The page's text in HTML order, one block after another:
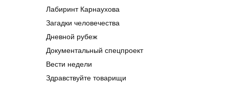
Лабиринт Карнаухова
Загадки человечества
Дневной рубеж
Документальный спецпроект
Вести недели
Здравствуйте товарищи